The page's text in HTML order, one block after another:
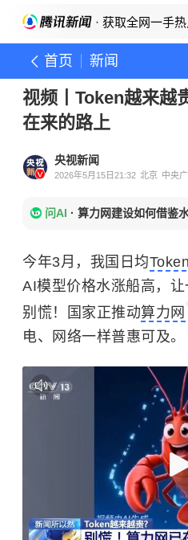
· 获取全网一手
首页 新闻
视频丨Token越来越
在来的路上
央视新闻
2026年5月15日21:32 北京 中央
问AI · 算力网建设如何借鉴
今年3月，我国日均
AI模型价格水涨船高，让
别慌！国家正推动算力网
电、网络一样普惠可及。